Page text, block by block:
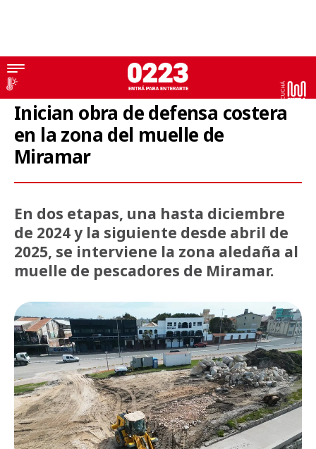
General Alvarado
Inician obra de defensa costera
en la zona del muelle de
Miramar
En dos etapas, una hasta diciembre
de 2024 y la siguiente desde abril de
2025, se interviene la zona aledaña al
muelle de pescadores de Miramar.